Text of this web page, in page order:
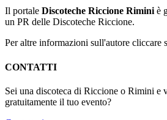
Il portale Discoteche Riccione Rimini è
un PR delle Discoteche Riccione.
Per altre informazioni sull'autore cliccare
CONTATTI
Sei una discoteca di Riccione o Rimini e
gratuitamente il tuo evento?